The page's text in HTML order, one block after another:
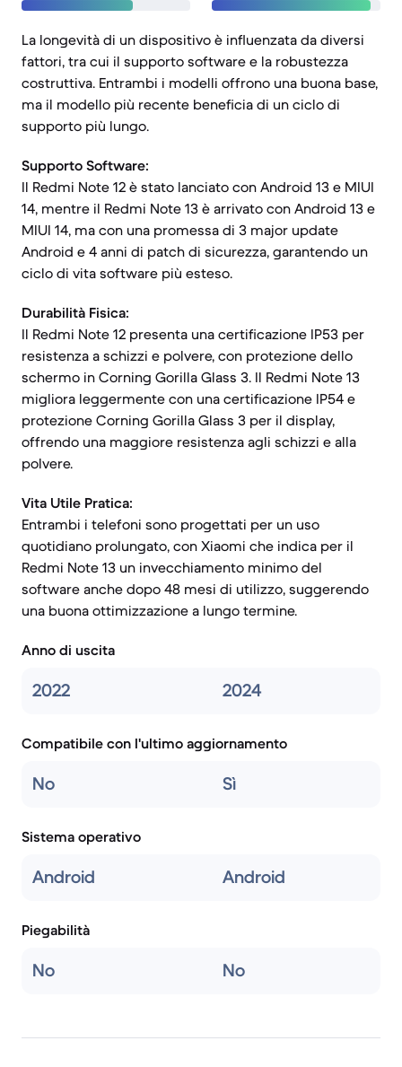
La longevità di un dispositivo è influenzata da diversi
fattori, tra cui il supporto software e la robustezza
costruttiva. Entrambi i modelli offrono una buona base,
ma il modello più recente beneficia di un ciclo di
supporto più lungo.
Supporto Software:
Il Redmi Note 12 è stato lanciato con Android 13 e MIUI
14, mentre il Redmi Note 13 è arrivato con Android 13 e
MIUI 14, ma con una promessa di 3 major update
Android e 4 anni di patch di sicurezza, garantendo un
ciclo di vita software più esteso.
Durabilità Fisica:
Il Redmi Note 12 presenta una certificazione IP53 per
resistenza a schizzi e polvere, con protezione dello
schermo in Corning Gorilla Glass 3. Il Redmi Note 13
migliora leggermente con una certificazione IP54 e
protezione Corning Gorilla Glass 3 per il display,
offrendo una maggiore resistenza agli schizzi e alla
polvere.
Vita Utile Pratica:
Entrambi i telefoni sono progettati per un uso
quotidiano prolungato, con Xiaomi che indica per il
Redmi Note 13 un invecchiamento minimo del
software anche dopo 48 mesi di utilizzo, suggerendo
una buona ottimizzazione a lungo termine.
Anno di uscita
2022 2024
Compatibile con l'ultimo aggiornamento
No Sì
Sistema operativo
Android Android
Piegabilità
No No